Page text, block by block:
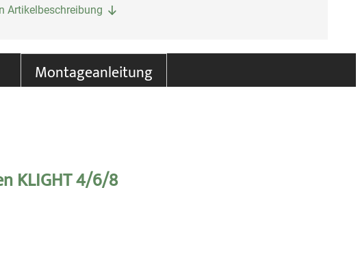
Artikelbeschreibung
Montageanleitung
KLIGHT 4/6/8